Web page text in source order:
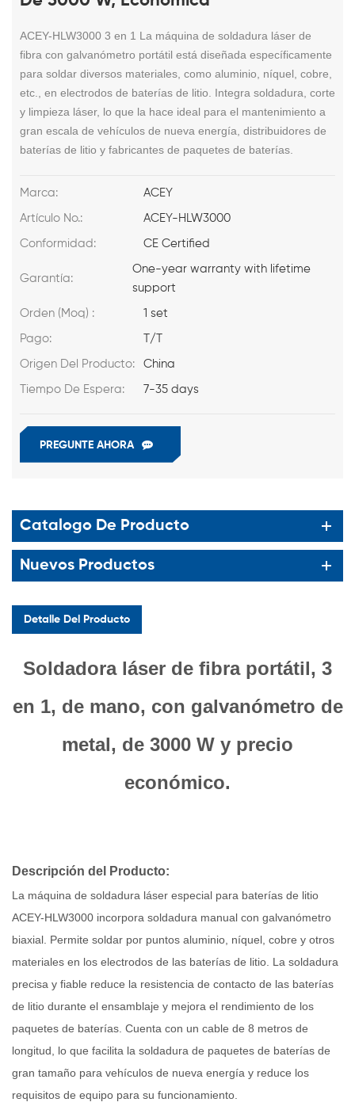
ACEY-HLW3000 3 en 1 La máquina de soldadura láser de
fibra con galvanómetro portátil está diseñada específicamente
para soldar diversos materiales, como aluminio, níquel, cobre,
etc., en electrodos de baterías de litio. Integra soldadura, corte
y limpieza láser, lo que la hace ideal para el mantenimiento a
gran escala de vehículos de nueva energía, distribuidores de
baterías de litio y fabricantes de paquetes de baterías.
Marca: ACEY
Artículo No.: ACEY-HLW3000
Conformidad: CE Certified
Garantía:
One-year warranty with lifetime
support
Orden (Moq) : 1 set
Pago: T/T
Origen Del Producto: China
Tiempo De Espera: 7-35 days
PREGUNTE AHORA
Catalogo De Producto
Nuevos Productos
Detalle Del Producto
Soldadora láser de fibra portátil, 3
en 1, de mano, con galvanómetro de
metal, de 3000 W y precio
económico.
Descripción del Producto:
La máquina de soldadura láser especial para baterías de litio
ACEY-HLW3000 incorpora soldadura manual con galvanómetro
biaxial. Permite soldar por puntos aluminio, níquel, cobre y otros
materiales en los electrodos de las baterías de litio. La soldadura
precisa y fiable reduce la resistencia de contacto de las baterías
de litio durante el ensamblaje y mejora el rendimiento de los
paquetes de baterías. Cuenta con un cable de 8 metros de
longitud, lo que facilita la soldadura de paquetes de baterías de
gran tamaño para vehículos de nueva energía y reduce los
requisitos de equipo para su funcionamiento.